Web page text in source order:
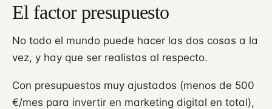
El factor presupuesto
No todo el mundo puede hacer las dos cosas a la
vez, y hay que ser realistas al respecto.
Con presupuestos muy ajustados (menos de 500
€/mes para invertir en marketing digital en total),